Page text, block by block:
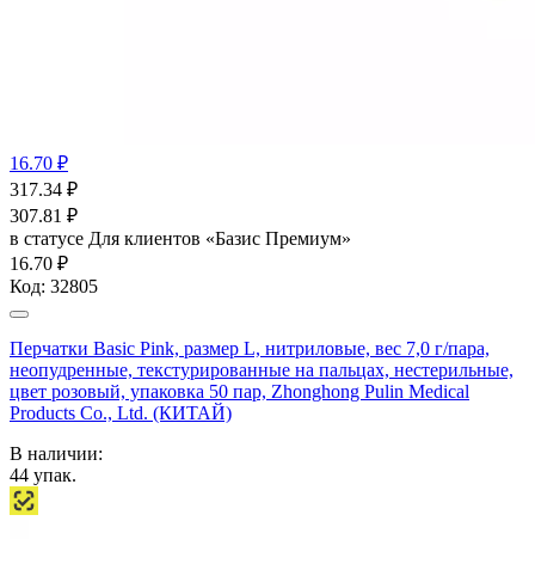
16.70 ₽
317.34 ₽
307.81 ₽
в статусе Для клиентов «Базис Премиум»
16.70 ₽
Код: 32805
Перчатки Basic Pink, размер L, нитриловые, вес 7,0 г/пара,
неопудренные, текстурированные на пальцах, нестерильные,
цвет розовый, упаковка 50 пар, Zhonghong Pulin Medical
Products Co., Ltd. (КИТАЙ)
В наличии:
44 упак.